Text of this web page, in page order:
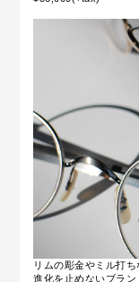
リムの彫金やミル打
進化を止めないブラン